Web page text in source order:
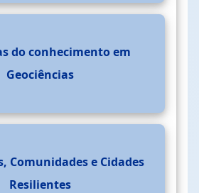
do conhecimento em
Geociências
Comunidades e Cidades
Resilientes